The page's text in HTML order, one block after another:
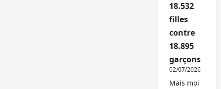
18.532
filles
contre
18.895
garçons
02/07/2026
Mais moi